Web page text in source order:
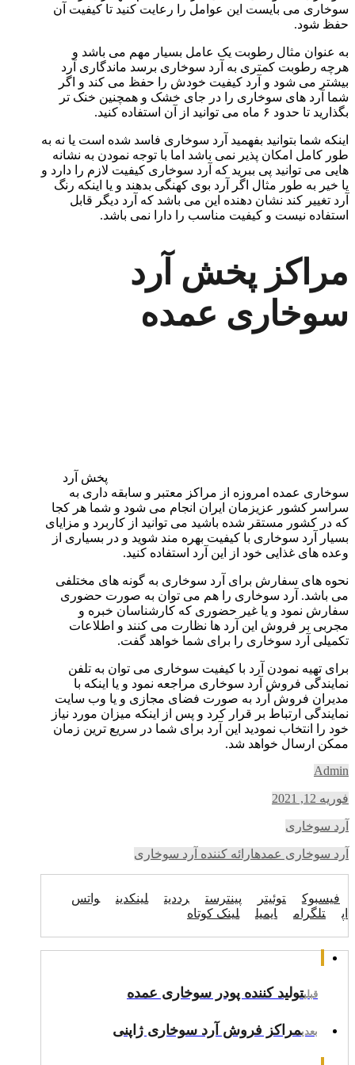
سوخاری می بایست این عوامل را رعایت کنید تا کیفیت آن
حفظ شود.
به عنوان مثال رطوبت یک عامل بسیار مهم می باشد و
هرچه رطوبت کمتری به آرد سوخاری برسد ماندگاری آرد
بیشتر می شود و آرد کیفیت خودش را حفظ می کند و اگر
شما آرد های سوخاری را در جای خشک و همچنین خنک تر
بگذارید تا حدود ۶ ماه می توانید از آن استفاده کنید.
اینکه شما بتوانید بفهمید آرد سوخاری فاسد شده است یا نه به
طور کامل امکان پذیر نمی باشد اما با توجه نمودن به نشانه
هایی می توانید پی ببرید که آرد سوخاری کیفیت لازم را دارد و
یا خیر به طور مثال اگر آرد بوی کهنگی بدهند و یا اینکه رنگ
آرد تغییر کند نشان دهنده این می باشد که آرد دیگر قابل
استفاده نیست و کیفیت مناسب را دارا نمی باشد.
مراکز پخش آرد
سوخاری عمده
پخش آرد
سوخاری عمده امروزه از مراکز معتبر و سابقه داری به
سراسر کشور عزیزمان ایران انجام می شود و شما هر کجا
که در کشور مستقر شده باشید می توانید از کاربرد و مزایای
بسیار آرد سوخاری با کیفیت بهره مند شوید و در بسیاری از
وعده های غذایی خود از این آرد استفاده کنید.
نحوه های سفارش برای آرد سوخاری به گونه های مختلفی
می باشد. آرد سوخاری را هم می توان به صورت حضوری
سفارش نمود و یا غیر حضوری که کارشناسان خبره و
مجربی بر فروش این آرد ها نظارت می کنند و اطلاعات
تکمیلی آرد سوخاری را برای شما خواهد گفت.
برای تهیه نمودن آرد با کیفیت سوخاری می توان به تلفن
نمایندگی فروش آرد سوخاری مراجعه نمود و یا اینکه با
مدیران فروش آرد به صورت فضای مجازی و یا وب سایت
نمایندگی ارتباط بر قرار کرد و پس از اینکه میزان مورد نیاز
خود را انتخاب نمودید این آرد برای شما در سریع ترین زمان
ممکن ارسال خواهد شد.
Admin
فوریه 12, 2021
آرد سوخاری
آرد سوخاری عمدهارائه کننده آرد سوخاری
فیسبوک توئیتر پینترست رددیت لینکدین
واتس
اپ
تلگرام ایمیل لینک کوتاه
قبلیتولید کننده پودر سوخاری عمده
بعدیمراکز فروش آرد سوخاری ژاپنی